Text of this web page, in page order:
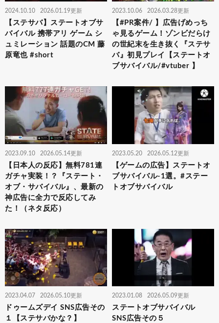
2024.10.10 2026.01.19更新
【ステサバ】ステートオブサ
バイバル 携帯アリ ゲーム シ
ュミレーション 話題のCM 藤
原竜也 #short
2023.10.06 2026.03.28更新
【#PR案件/ 】広告げめっち
ゃ見るゲーム！ゾンビだらけ
の世紀末を生き抜く『ステサ
バ』初見プレイ【ステートオ
ブサバイバル/#vtuber 】
2023.09.10 2026.05.14更新
【日本人の反応】無料781連
ガチャ実装！？『ステート・
オブ・サバイバル』、最新の
神広告に全力で反応してみ
た！（ネタ反応）
2023.05.20 2026.05.12更新
【ゲームの広告】ステートオ
ブサバイバル-1選。#ステー
トオブサバイバル
2023.04.07 2026.05.10更新
ドゥームズデイ SNS広告その
１【ステサバかな？】
2023.01.08 2026.05.09更新
ステートオブサバイバル
SNS広告その５